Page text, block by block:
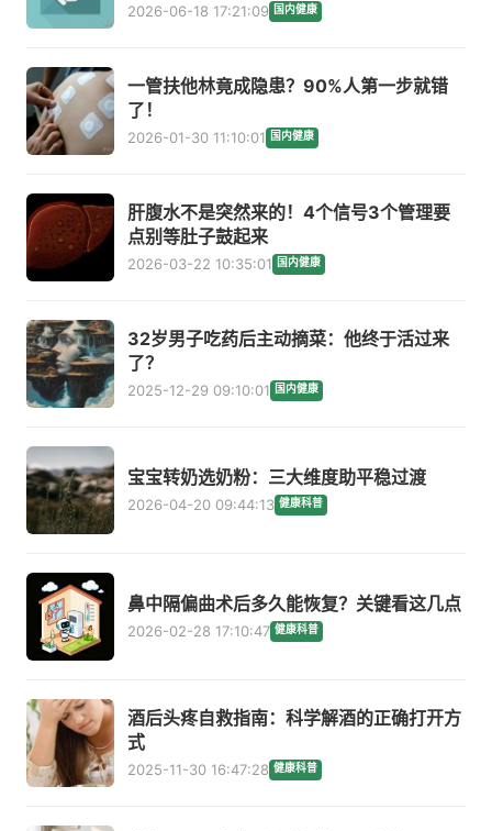
2026-06-18 17:21:09 国内健康
一管扶他林竟成隐患？90%人第一步就错
了！
2026-01-30 11:10:01 国内健康
肝腹水不是突然来的！4个信号3个管理要
点别等肚子鼓起来
2026-03-22 10:35:01 国内健康
32岁男子吃药后主动摘菜：他终于活过来
了？
2025-12-29 09:10:01 国内健康
宝宝转奶选奶粉：三大维度助平稳过渡
2026-04-20 09:44:13 健康科普
鼻中隔偏曲术后多久能恢复？关键看这几点
2026-02-28 17:10:47 健康科普
酒后头疼自救指南：科学解酒的正确打开方
式
2025-11-30 16:47:28 健康科普